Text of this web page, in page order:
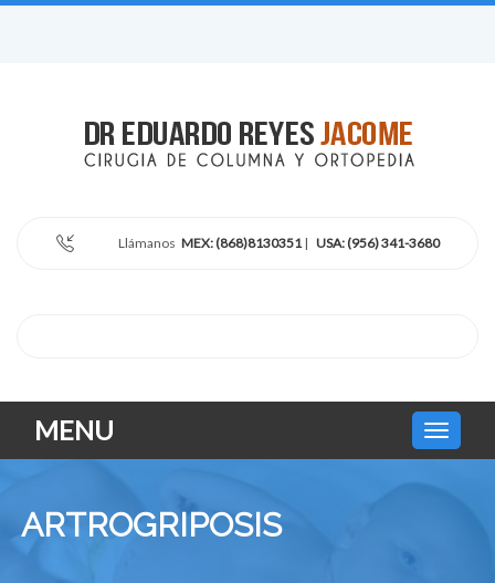
Llámanos MEX: (868)8130351| USA: (956) 341-3680
MENU
ARTROGRIPOSIS